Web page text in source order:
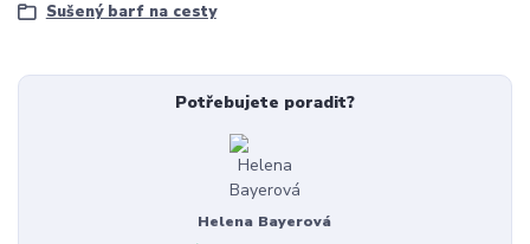
Sušený barf na cesty
Potřebujete poradit?
Helena Bayerová